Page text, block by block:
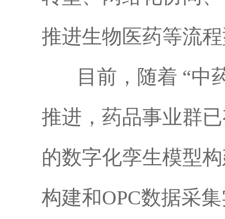
推进生物医药等流
目前，随着 “中药
推进，药品事业群
的数字化孪生模型
构建和OPC数据采